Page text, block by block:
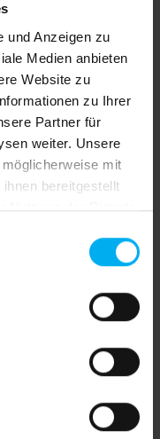
und Anzeigen zu
Medien anbieten
Website zu
zu Ihrer
Partner für
weiter. Unsere
mit
bereitgestellt
Nutzung der Dienste
August Ihre
plus 1-2
gewünschten